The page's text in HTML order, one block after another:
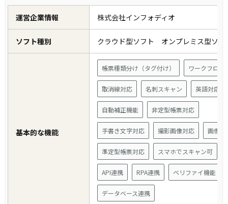
運営企業情報 株式会社インフォディオ
ソフト種別 クラウド型ソフト オンプレミス型ソ
基本的な機能
帳票種類分け（タグ付け） ワークフロー
取消線対応 名刺スキャン 英語対応
自動補正機能 非定型帳票対応
手書き文字対応 撮影画像対応 画像読
準定型帳票対応 スマホでスキャン可
API連携 RPA連携 ベリファイ機能
データベース連携